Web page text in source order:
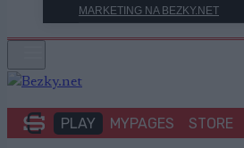
MARKETING NA BEZKY.NET
PLAY MYPAGES STORE